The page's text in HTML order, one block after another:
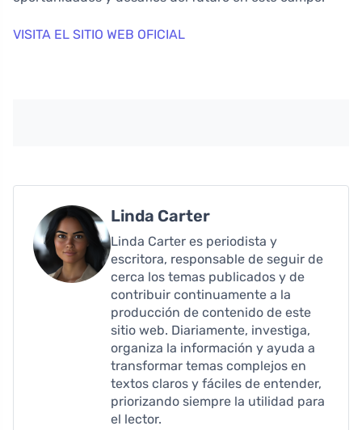
VISITA EL SITIO WEB OFICIAL
Linda Carter
Linda Carter es periodista y
escritora, responsable de seguir de
cerca los temas publicados y de
contribuir continuamente a la
producción de contenido de este
sitio web. Diariamente, investiga,
organiza la información y ayuda a
transformar temas complejos en
textos claros y fáciles de entender,
priorizando siempre la utilidad para
el lector.